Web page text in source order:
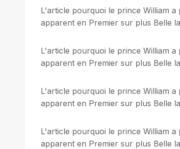
L'article pourquoi le prince William
apparent en Premier sur plus Belle
L'article pourquoi le prince William
apparent en Premier sur plus Belle
L'article pourquoi le prince William
apparent en Premier sur plus Belle
L'article pourquoi le prince William
apparent en Premier sur plus Belle